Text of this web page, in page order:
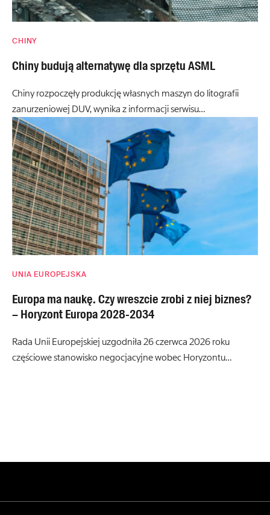
CHINY
Chiny budują alternatywę dla sprzętu ASML
Chiny rozpoczęły produkcję własnych maszyn do litografii
zanurzeniowej DUV, wynika z informacji serwisu…
UNIA EUROPEJSKA
Europa ma naukę. Czy wreszcie zrobi z niej biznes?
– Horyzont Europa 2028-2034
Rada Unii Europejskiej uzgodniła 26 czerwca 2026 roku
częściowe stanowisko negocjacyjne wobec Horyzontu…